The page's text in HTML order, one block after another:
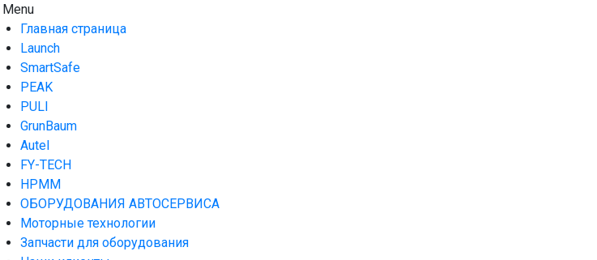
Skip
to
content
AUTO HOUSE
Технологии автосервиса — официальный дистрибьютор Launch в Армении,Launch Armenia
Menu
Главная страница
Launch
SmartSafe
PEAK
PULI
GrunBaum
Autel
FY-TECH
HPMM
ОБОРУДОВАНИЯ АВТОСЕРВИСА
Моторные технологии
Запчасти для оборудования